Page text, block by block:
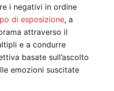
i negativi in ordine
di esposizione, a
attraverso il
e a condurre
basate sull’ascolto
emozioni suscitate